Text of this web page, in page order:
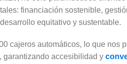
financiación sostenible,
equitativo y sustentable.
cajeros automáticos, lo que nos
garantizando accesibilidad y